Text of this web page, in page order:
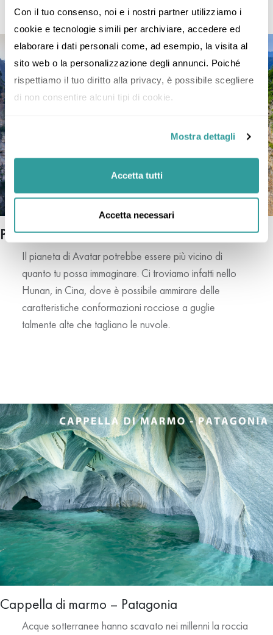
Con il tuo consenso, noi e i nostri partner utilizziamo i
cookie e tecnologie simili per archiviare, accedere ed
elaborare i dati personali come, ad esempio, la visita al
sito web o la personalizzazione degli annunci. Poiché
rispettiamo il tuo diritto alla privacy, è possibile scegliere
di non consentire alcuni tipi di cookie.
Mostra dettagli
Accetta tutti
Accetta necessari
Parco forestale nazionale Zhangjiajie– Cina
Il pianeta di Avatar potrebbe essere più vicino di
quanto tu possa immaginare. Ci troviamo infatti nello
Hunan, in Cina, dove è possibile ammirare delle
caratteristiche conformazioni rocciose a guglie
talmente alte che tagliano le nuvole.
Cappella di marmo – Patagonia
Acque sotterranee hanno scavato nei millenni la roccia